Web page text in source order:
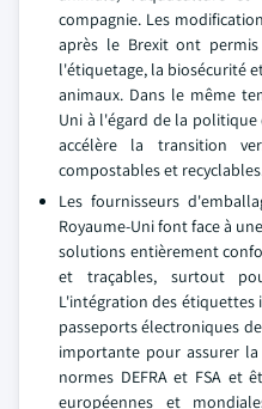
compagnie. Les
après le Brexit ont
l'étiquetage, la biosécurité
animaux. Dans le même
Uni à l'égard de la
accélère la transition
compostables et
Les fournisseurs
Royaume-Uni font face à
solutions entièrement
et traçables, surtout
L'intégration des étiquettes
passeports électroniques
importante pour assurer
normes DEFRA et FSA et
européennes et